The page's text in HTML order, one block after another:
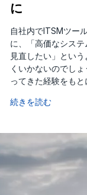
に
自社内でITSMツー
に、「高価なシステ
見直したい」とい
くいかないのでし
ってきた経験をも
続きを読む